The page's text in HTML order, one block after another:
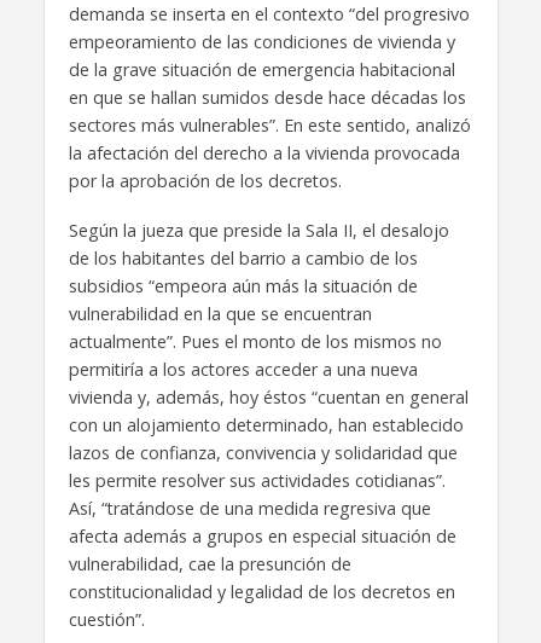
demanda se inserta en el contexto “del progresivo
empeoramiento de las condiciones de vivienda y
de la grave situación de emergencia habitacional
en que se hallan sumidos desde hace décadas los
sectores más vulnerables”. En este sentido, analizó
la afectación del derecho a la vivienda provocada
por la aprobación de los decretos.
Según la jueza que preside la Sala II, el desalojo
de los habitantes del barrio a cambio de los
subsidios “empeora aún más la situación de
vulnerabilidad en la que se encuentran
actualmente”. Pues el monto de los mismos no
permitiría a los actores acceder a una nueva
vivienda y, además, hoy éstos “cuentan en general
con un alojamiento determinado, han establecido
lazos de confianza, convivencia y solidaridad que
les permite resolver sus actividades cotidianas”.
Así, “tratándose de una medida regresiva que
afecta además a grupos en especial situación de
vulnerabilidad, cae la presunción de
constitucionalidad y legalidad de los decretos en
cuestión”.